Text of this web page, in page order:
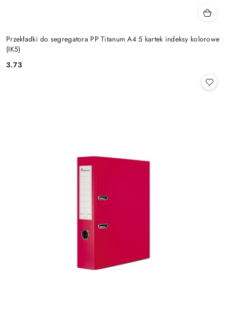
Przekładki do segregatora PP Titanum A4 5 kartek indeksy kolorowe
(IK5)
Cena:
3.73